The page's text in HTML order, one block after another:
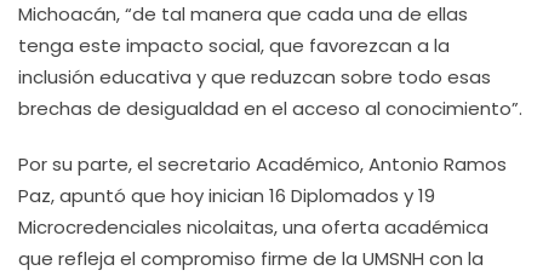
Michoacán, “de tal manera que cada una de ellas
tenga este impacto social, que favorezcan a la
inclusión educativa y que reduzcan sobre todo esas
brechas de desigualdad en el acceso al conocimiento”.
Por su parte, el secretario Académico, Antonio Ramos
Paz, apuntó que hoy inician 16 Diplomados y 19
Microcredenciales nicolaitas, una oferta académica
que refleja el compromiso firme de la UMSNH con la